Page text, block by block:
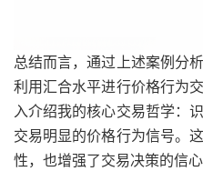
总结而言，通过上述案例分
利用汇合水平进行价格行为
入介绍我的核心交易哲学：
交易明显的价格行为信号。
性，也增强了交易决策的信心